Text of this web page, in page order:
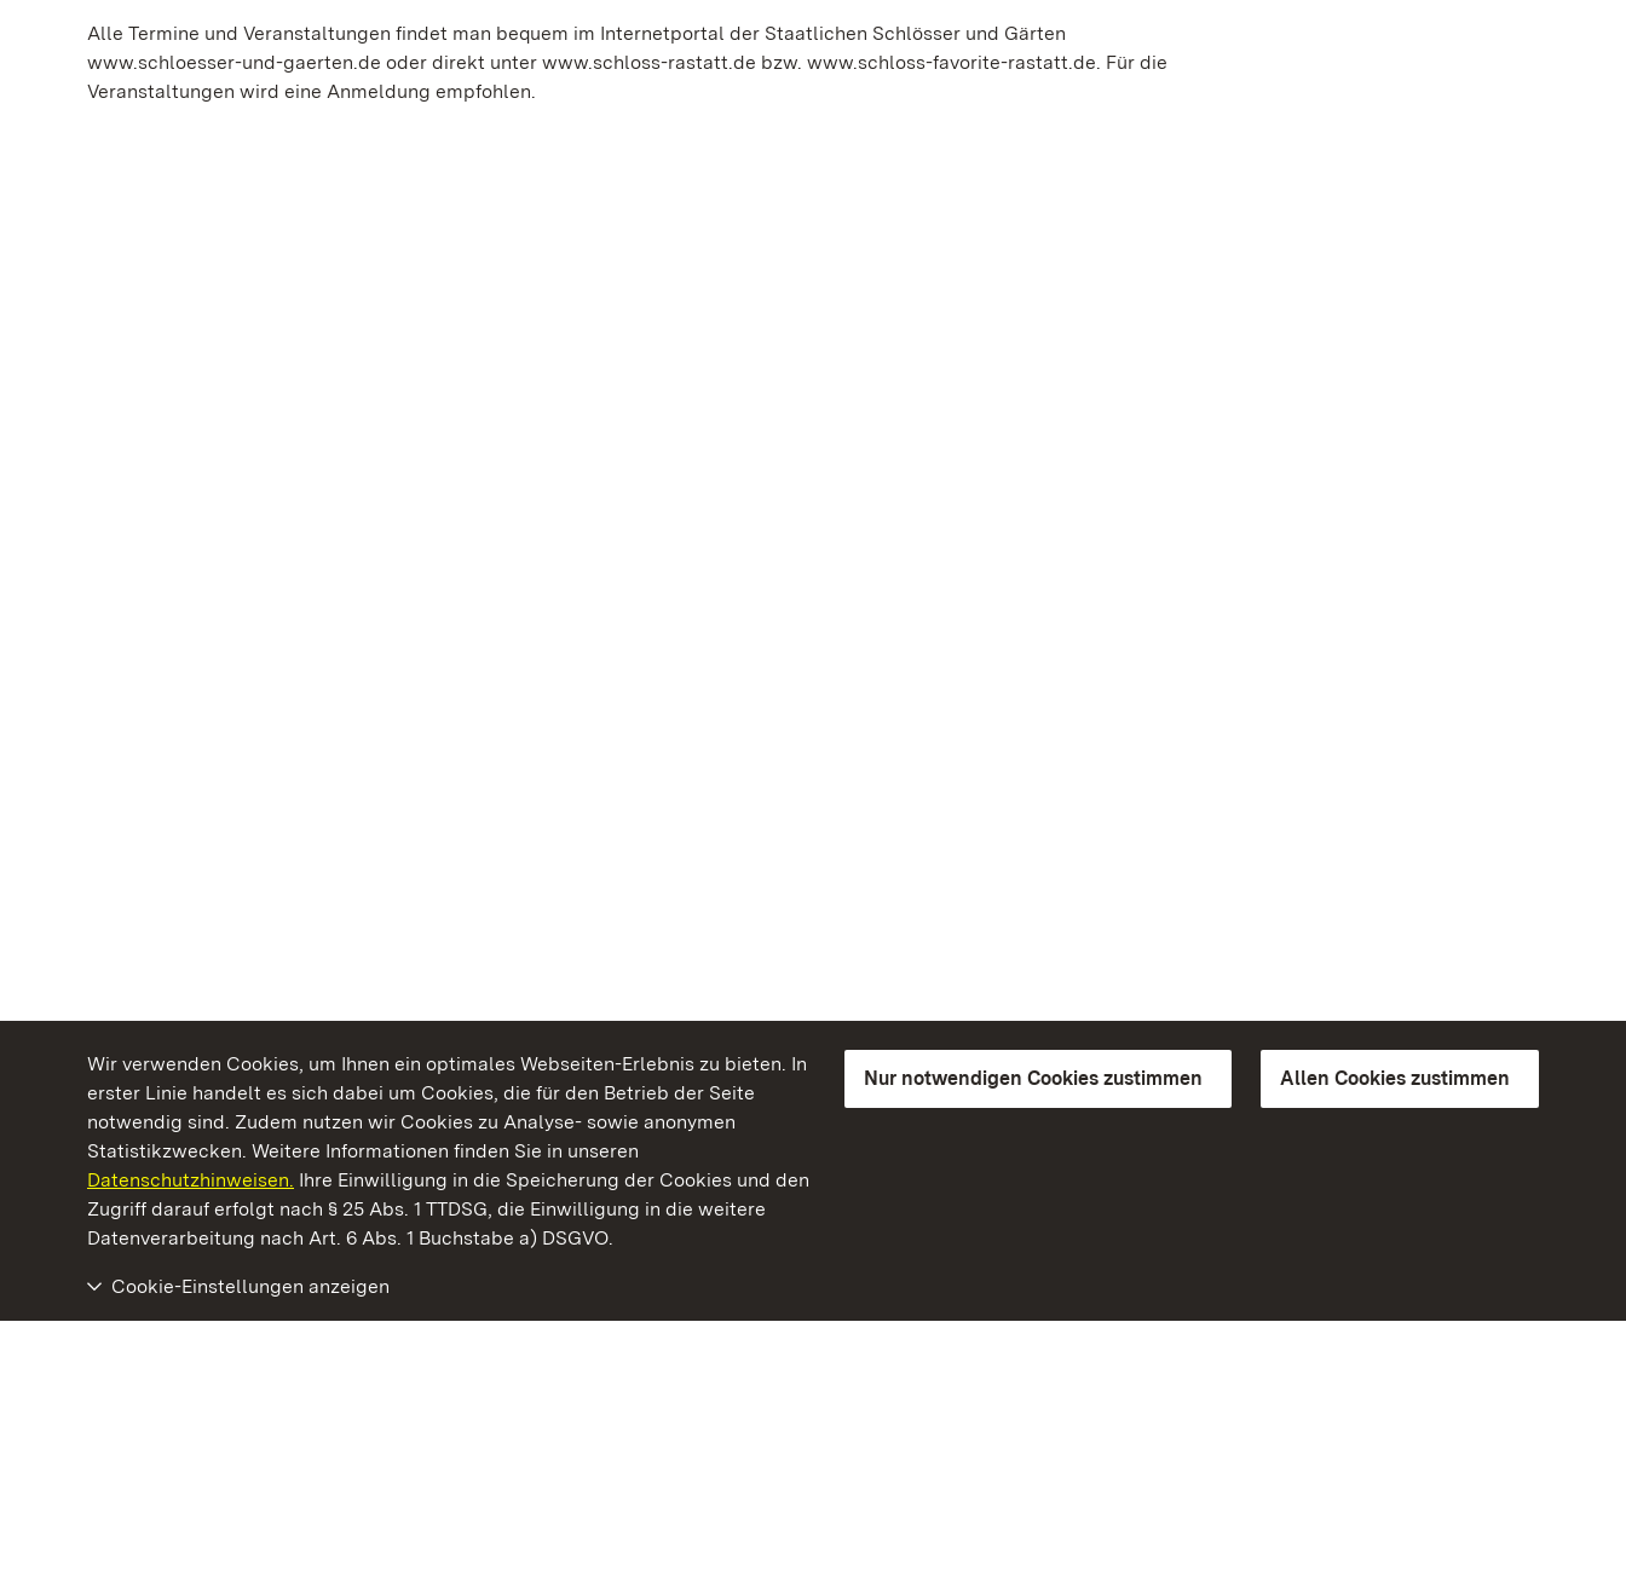
Wir verwenden Cookies, um Ihnen ein optimales Webseiten-Erlebnis zu bieten. In
erster Linie handelt es sich dabei um Cookies, die für den Betrieb der Seite
notwendig sind. Zudem nutzen wir Cookies zu Analyse- sowie anonymen
Statistikzwecken. Weitere Informationen finden Sie in unseren
Datenschutzhinweisen. Ihre Einwilligung in die Speicherung der Cookies und den
Zugriff darauf erfolgt nach § 25 Abs. 1 TTDSG, die Einwilligung in die weitere
Datenverarbeitung nach Art. 6 Abs. 1 Buchstabe a) DSGVO.
Nur notwendigen Cookies zustimmen Allen Cookies zustimmen
Cookie-Einstellungen anzeigen
Alle Termine und Veranstaltungen findet man bequem im Internetportal der Staatlichen Schlösser und Gärten
www.schloesser-und-gaerten.de oder direkt unter www.schloss-rastatt.de bzw. www.schloss-favorite-rastatt.de. Für die
Veranstaltungen wird eine Anmeldung empfohlen.
Kommen. Staunen. Genießen.